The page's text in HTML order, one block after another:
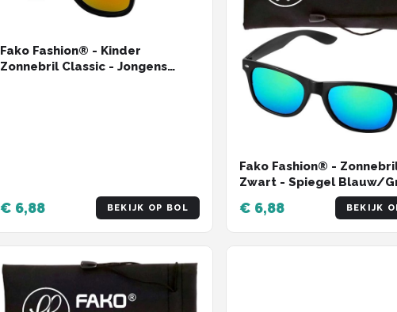
Fako Fashion® - Kinder
Zonnebril Classic - Jongens
€ 6,88 BEKIJK OP BOL
Fako Fashion® -
Zwart - Spiegel Blauw/
€ 6,88 BEKIJK